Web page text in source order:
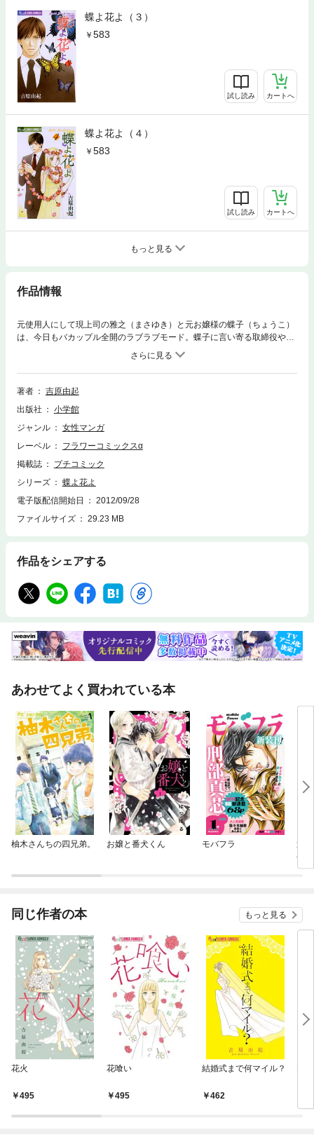
蝶よ花よ（３）
583
試し読み カートへ
蝶よ花よ（４）
583
試し読み カートへ
もっと見る
作品情報
元使用人にして現上司の雅之（まさゆき）と元お嬢様の蝶子（ちょうこ）
は、今日もバカップル全開のラブラブモード。蝶子に言い寄る取締役や、
雅之に復縁を迫る元カノの脅威もなんとか回避した2人。だが、そんな蝶
子に突然お見合い話が持ち上がった。お見合い話に反対しない雅之の真意
は！？ハイテンション☆ラブコメディー大団円の最終巻！！
著者
吉原由起
出版社
小学館
ジャンル
女性マンガ
レーベル
フラワーコミックスα
掲載誌
プチコミック
シリーズ
蝶よ花よ
電子版配信開始日
2012/09/28
ファイルサイズ
29.23 MB
作品をシェアする
あわせてよく買われている本
柚木さんちの四兄弟。 お嬢と番犬くん モバフラ
過
や
ｃ
同じ作者の本 もっと見る
花火
495
花喰い
495
結婚式まで何マイル？
462